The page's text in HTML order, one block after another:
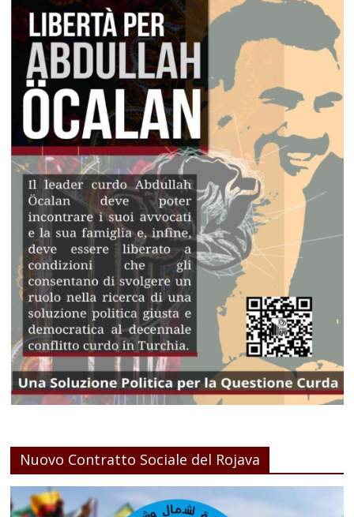
Nuovo Contratto Sociale del Rojava